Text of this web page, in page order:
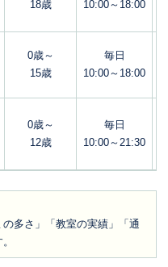
18歳
10:00～18:00
0歳～
15歳
毎日
10:00～18:00
0歳～
12歳
毎日
10:00～21:30
多さ」「教室の実績」「通